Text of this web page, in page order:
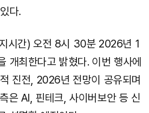
다.
시간) 오전 8시 30분 2026년 1
개최한다고 밝혔다. 이번 행사에
진전, 2026년 전망이 공유되며
은 AI, 핀테크, 사이버보안 등 신